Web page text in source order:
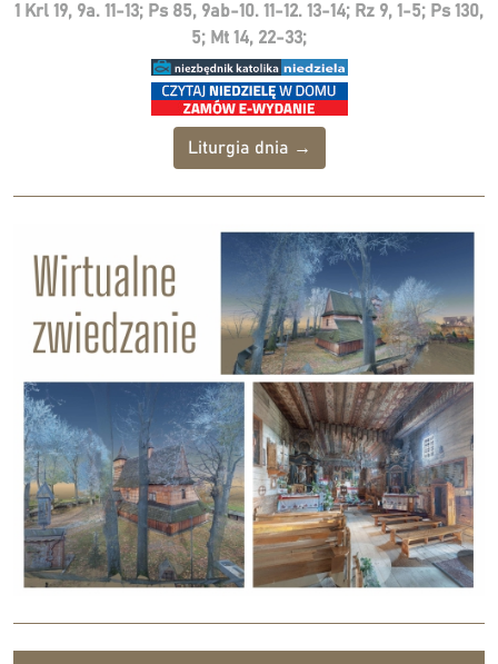
1 Krl 19, 9a. 11-13; Ps 85, 9ab-10. 11-12. 13-14; Rz 9, 1-5; Ps 130,
5; Mt 14, 22-33;
Liturgia dnia →